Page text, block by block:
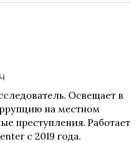
Освещает в
на местном
преступления. Работает
с 2019 года.